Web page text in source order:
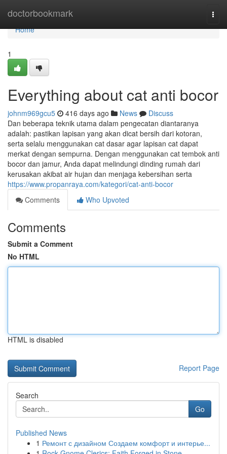
doctorbookmark
Home
Home
1
Everything about cat anti bocor
johnm969gcu5 416 days ago News
Discuss
Dan beberapa teknik utama dalam pengecatan diantaranya
adalah: pastikan lapisan yang akan dicat bersih dari kotoran,
serta selalu menggunakan cat dasar agar lapisan cat dapat
merkat dengan sempurna. Dengan menggunakan cat tembok anti
bocor dan jamur, Anda dapat melindungi dinding rumah dari
kerusakan akibat air hujan dan menjaga kebersihan serta
https://www.propanraya.com/kategori/cat-anti-bocor
Comments
Who Upvoted
Comments
Submit a Comment
No HTML
HTML is disabled
Report Page
Search
Go
Published News
1 Ремонт с дизайном Создаем комфорт и интерье...